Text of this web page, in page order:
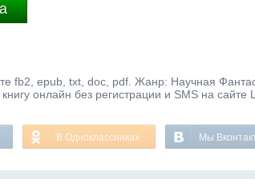
fb2, epub, txt, doc, pdf. Жанр: Научная
онлайн без регистрации и SMS на сайте
В Одноклассниках Мы